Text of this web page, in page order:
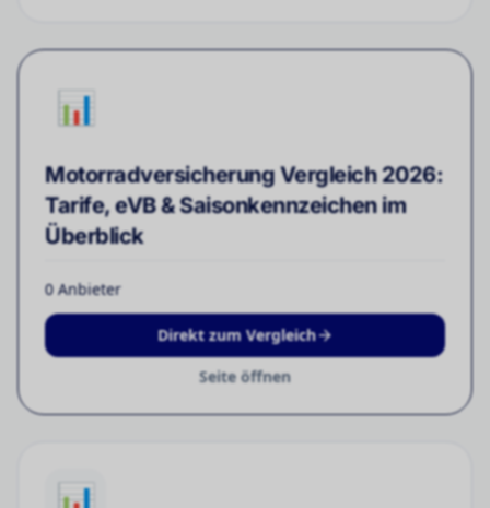
📊
Motorradversicherung Vergleich 2026:
Tarife, eVB & Saisonkennzeichen im
Überblick
0Anbieter
Direkt zum Vergleich
Seite öffnen
📊